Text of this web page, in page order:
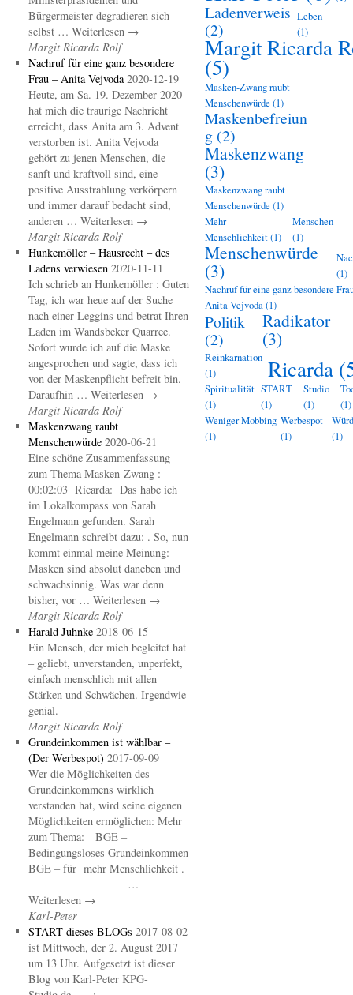
Bürgermeister degradieren sich
selbst … Weiterlesen →
Margit Ricarda Rolf
Nachruf für eine ganz besondere
Frau – Anita Vejvoda 2020-12-19
Heute, am Sa. 19. Dezember 2020
hat mich die traurige Nachricht
erreicht, dass Anita am 3. Advent
verstorben ist. Anita Vejvoda
gehört zu jenen Menschen, die
sanft und kraftvoll sind, eine
positive Ausstrahlung verkörpern
und immer darauf bedacht sind,
anderen … Weiterlesen →
Margit Ricarda Rolf
Hunkemöller – Hausrecht – des
Ladens verwiesen 2020-11-11
Ich schrieb an Hunkemöller : Guten
Tag, ich war heue auf der Suche
nach einer Leggins und betrat Ihren
Laden im Wandsbeker Quarree.
Sofort wurde ich auf die Maske
angesprochen und sagte, dass ich
von der Maskenpflicht befreit bin.
Daraufhin … Weiterlesen →
Margit Ricarda Rolf
Maskenzwang raubt
Menschenwürde 2020-06-21
Eine schöne Zusammenfassung
zum Thema Masken-Zwang :
00:02:03 Ricarda: Das habe ich
im Lokalkompass von Sarah
Engelmann gefunden. Sarah
Engelmann schreibt dazu: . So, nun
kommt einmal meine Meinung:
Masken sind absolut daneben und
schwachsinnig. Was war denn
bisher, vor … Weiterlesen →
Margit Ricarda Rolf
Harald Juhnke 2018-06-15
Ein Mensch, der mich begleitet hat
– geliebt, unverstanden, unperfekt,
einfach menschlich mit allen
Stärken und Schwächen. Irgendwie
genial.
Margit Ricarda Rolf
Grundeinkommen ist wählbar –
(Der Werbespot) 2017-09-09
Wer die Möglichkeiten des
Grundeinkommens wirklich
verstanden hat, wird seine eigenen
Möglichkeiten ermöglichen: Mehr
zum Thema: BGE –
Bedingungsloses Grundeinkommen
BGE – für mehr Menschlichkeit .
…
Weiterlesen →
Karl-Peter
START dieses BLOGs 2017-08-02
ist Mittwoch, der 2. August 2017
um 13 Uhr. Aufgesetzt ist dieser
Blog von Karl-Peter KPG-
Ladenverweis
(2)
Leben
(1)
Margit Ricarda
(5)
Masken-Zwang raubt
Menschenwürde (1)
Maskenbefreiun
g (2)
Maskenzwang
(3)
Maskenzwang raubt
Menschenwürde (1)
Mehr
Menschlichkeit(1)
Menschen
(1)
Menschenwürde
(3)
(1)
Nachruf für eine ganz besondere
Anita Vejvoda(1)
Politik
(2)
Radikator
(3)
Reinkarnation
(1)
Ricarda
Spiritualität
(1)
START
(1)
Studio
(1)
(1)
Weniger Mobbing
(1)
Werbespot
(1)
(1)